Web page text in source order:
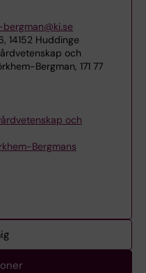
14152 Huddinge
och
Bergman, 171 77
och
Bergmans